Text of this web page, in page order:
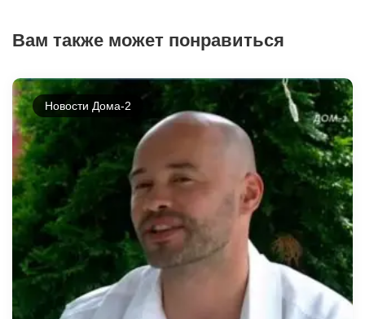
Вам также может понравиться
Новости Дома-2